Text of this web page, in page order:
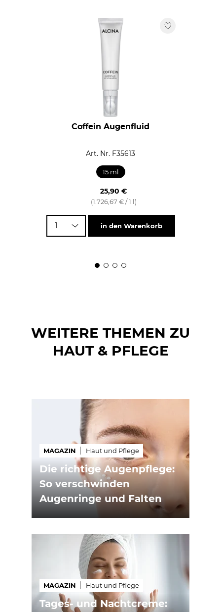
Coffein Augenfluid
Art. Nr. F35613
15 ml
25,90 €
(1.726,67 € / 1 l)
1 in den Warenkorb
WEITERE THEMEN ZU
HAUT & PFLEGE
MAGAZIN Haut und Pflege
Die richtige Augenpflege:
So verschwinden
Augenringe und Falten
MAGAZIN Haut und Pflege
Tages- und Nachtcreme: